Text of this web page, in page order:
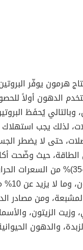
هرمون يوفّر
الدهون أولاً
وبالتالي يُحفَظ
لذلك يجب
حتى لا يضطر
الطاقة، حيث وضّحت
وعلم التغذية أنّ (20-35)% من
يومياً
ومن مصادر
وزيت الزيتون،
والدهون